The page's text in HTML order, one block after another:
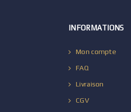
INFORMATIONS
Mon compte
FAQ
Livraison
CGV